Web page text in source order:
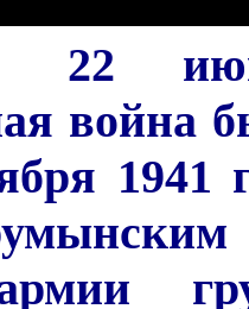
22
война
1941
армии